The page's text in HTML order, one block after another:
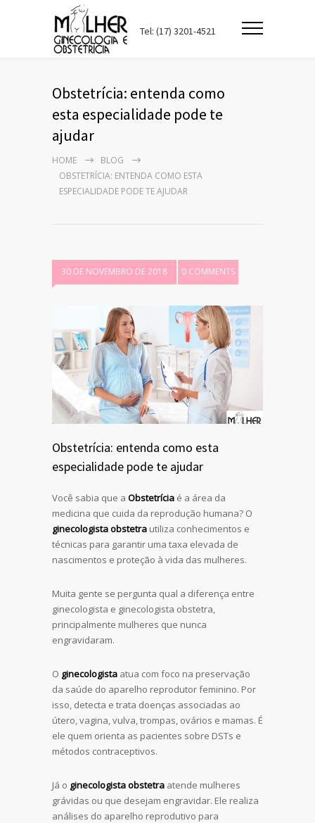
Tel: (17) 3201-4521
Obstetrícia: entenda como
esta especialidade pode te
ajudar
HOME
BLOG
OBSTETRÍCIA: ENTENDA COMO ESTA
ESPECIALIDADE PODE TE AJUDAR
30 DE NOVEMBRO DE 2018 0 COMMENTS
Obstetrícia: entenda como esta
especialidade pode te ajudar
Você sabia que a Obstetrícia é a área da
medicina que cuida da reprodução humana? O
ginecologista obstetra utiliza conhecimentos e
técnicas para garantir uma taxa elevada de
nascimentos e proteção à vida das mulheres.
Muita gente se pergunta qual a diferença entre
ginecologista e ginecologista obstetra,
principalmente mulheres que nunca
engravidaram.
O ginecologista atua com foco na preservação
da saúde do aparelho reprodutor feminino. Por
isso, detecta e trata doenças associadas ao
útero, vagina, vulva, trompas, ovários e mamas. É
ele quem orienta as pacientes sobre DSTs e
métodos contraceptivos.
Já o ginecologista obstetra atende mulheres
grávidas ou que desejam engravidar. Ele realiza
análises do aparelho reprodutivo para